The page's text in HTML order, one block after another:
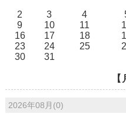
2
3 4
9
10 11
16
17 18
23
24 25
30
31
【
2026年08月(0)